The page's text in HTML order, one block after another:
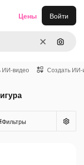
ОчиститьПоиск
Цены Войти
ИИ-видео Создать ИИ-
Фильтры